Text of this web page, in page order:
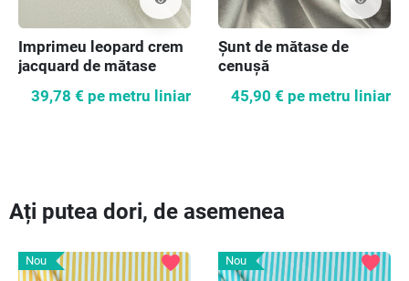
Imprimeu leopard crem
jacquard de mătase
39,78 € pe metru liniar
Șunt de mătase de
cenușă
45,90 € pe metru liniar
Ați putea dori, de asemenea
Nou favorite Nou favorite